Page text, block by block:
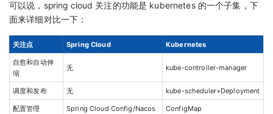
可以说，spring cloud 关注的功能是 kubernetes 的一个子集，下
面来详细对比一下：
关注点 Spring Cloud Kubernetes
自愈和自动伸
缩
无 kube-controller-manager
调度和发布 无 kube-scheduler+Deployment
配置管理 Spring Cloud Config/Nacos ConfigMap